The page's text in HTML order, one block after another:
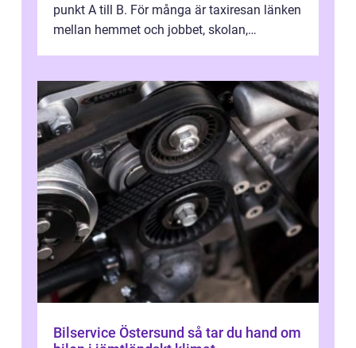
punkt A till B. För många är taxiresan länken
mellan hemmet och jobbet, skolan,
Bilservice Östersund så tar du hand om